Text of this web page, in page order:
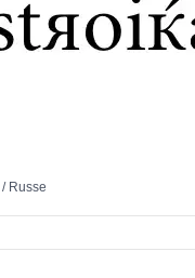
/ Russe